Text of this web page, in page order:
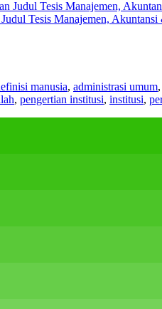
Tesis Manajemen,
manusia, administrasi umum,
, pengertian institusi, institusi,